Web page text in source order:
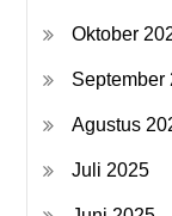
Oktober
September
Agustus
Juli 2025